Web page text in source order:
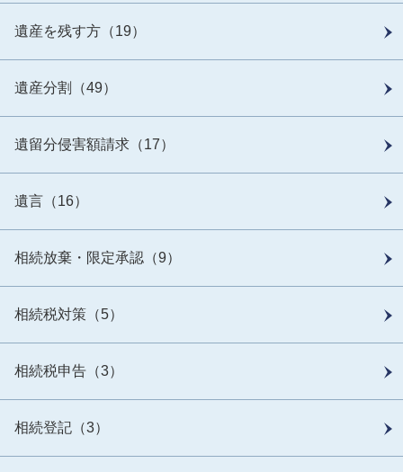
遺産を残す方（19）
遺産分割（49）
遺留分侵害額請求（17）
遺言（16）
相続放棄・限定承認（9）
相続税対策（5）
相続税申告（3）
相続登記（3）